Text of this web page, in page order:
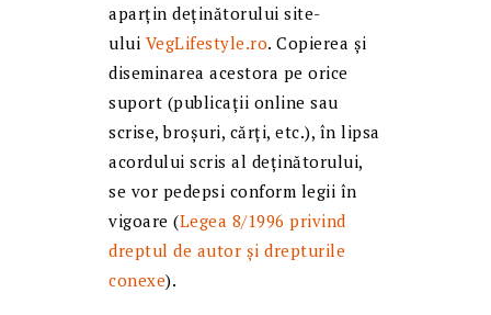
aparțin deținătorului site-
ului VegLifestyle.ro. Copierea și
diseminarea acestora pe orice
suport (publicații online sau
scrise, broșuri, cărți, etc.), în lipsa
acordului scris al deținătorului,
se vor pedepsi conform legii în
vigoare (Legea 8/1996 privind
dreptul de autor și drepturile
conexe).